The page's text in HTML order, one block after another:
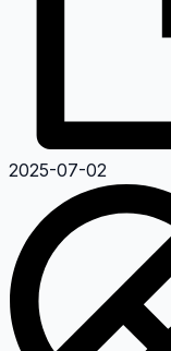
2025-07-02